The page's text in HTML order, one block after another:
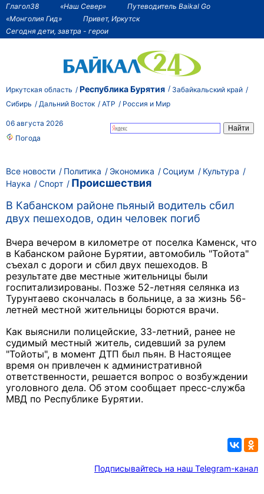
Глагол38 «Наш Север»
Путеводитель Baikal Go
«Монголия Гид»
Привет, Иркутск
Сегодня дети, завтра - герои
Иркутская область Республика Бурятия
Забайкальский край
Сибирь
Дальний Восток АТР Россия и Мир
06 августа 2026
Погода
Все новости Политика Экономика Социум
Культура
Наука
Спорт
Происшествия
В Кабанском районе пьяный водитель сбил
двух пешеходов, один человек погиб
Вчера вечером в километре от поселка Каменск, что
в Кабанском районе Бурятии, автомобиль "Тойота"
съехал с дороги и сбил двух пешеходов. В
результате две местные жительницы были
госпитализированы. Позже 52-летняя селянка из
Турунтаево скончалась в больнице, а за жизнь 56-
летней местной жительницы борются врачи.
Как выяснили полицейские, 33-летний, ранее не
судимый местный житель, сидевший за рулем
"Тойоты", в момент ДТП был пьян. В Настоящее
время он привлечен к административной
ответственности, решается вопрос о возбуждении
уголовного дела. Об этом сообщает пресс-служба
МВД по Республике Бурятии.
Подписывайтесь на наш Telegram-канал